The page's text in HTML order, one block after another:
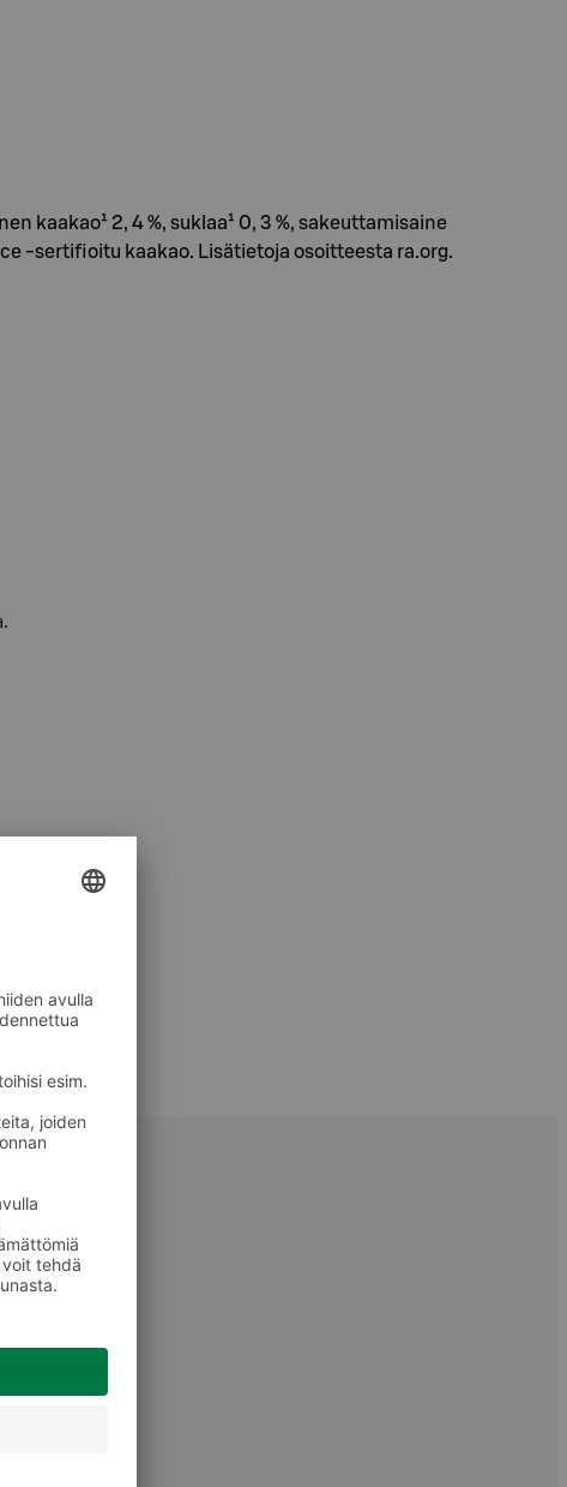
kaakao¹ 2, 4 %, suklaa¹ 0, 3 %, sakeuttamisaine
-sertifioitu kaakao. Lisätietoja osoitteesta ra.org.